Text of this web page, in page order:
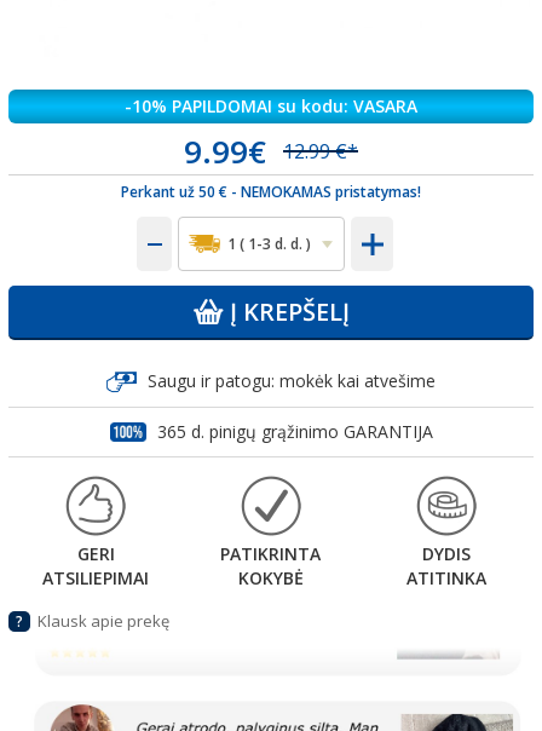
-10% PAPILDOMAI su kodu: VASARA
9.99€ 12.99 €*
Perkant už 50 € - NEMOKAMAS pristatymas!
Į KREPŠELĮ
Saugu ir patogu: mokėk kai atvešime
365 d. pinigų grąžinimo GARANTIJA
GERI
ATSILIEPIMAI
PATIKRINTA
KOKYBĖ
DYDIS
ATITINKA
? Klausk apie prekę